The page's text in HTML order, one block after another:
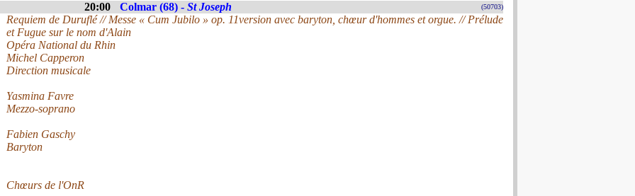
20:00 Colmar (68) - St Joseph (50703)
Requiem de Duruflé // Messe « Cum Jubilo » op. 11version avec baryton, chœur d'hommes et orgue. // Prélude
et Fugue sur le nom d'Alain
Opéra National du Rhin
Michel Capperon
Direction musicale
Yasmina Favre
Mezzo-soprano
Fabien Gaschy
Baryton
Chœurs de l'OnR